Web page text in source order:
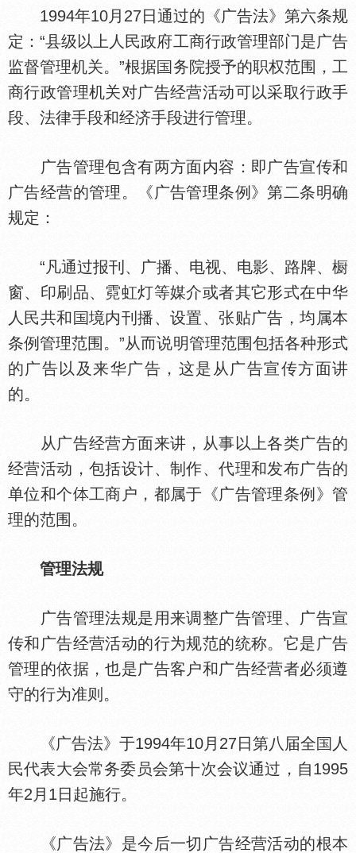
1994年10月27日通过的《广告法》第六条规
定：“县级以上人民政府工商行政管理部门是广告
监督管理机关。”根据
务院授予的职权范围，工
商行政管理机关对广告经营活动可以采取行政手
段、法律手段和经济手段进行管理。
广告管理包含有两方面内容：即广告宣传和
广告经营的管理。《广告管理条例》第二条明确
规定：
“凡通过报刊、广播、电视、电影、路牌、橱
窗、印刷品、霓虹灯等媒介或者其它形式在中华
人民共和
境内刊播、设置、张贴广告，均属本
条例管理范围。”从而说明管理范围包括各种形式
的广告以及来华广告，这是从广告宣传方面讲
的。
从广告经营方面来讲，从事以上各类广告的
经营活动，包括设计、制作、代理和发布广告的
单位和个
工商户，都属于《广告管理条例》管
理的范围。
管理法规
广告管理法规是用来调整广告管理、广告宣
传和广告经营活动的行为规范的统称。它是广告
管理的依据，也是广告客户和广告经营者必须遵
守的行为准则。
《广告法》于1994年10月27日第八届全
人
民代表大会常务委员会第十次会议通过，自1995
年2月1日起施行。
《广告法》是今后一切广告经营活动的根本